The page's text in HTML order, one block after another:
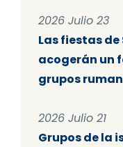
2026 Julio 23
Las fiestas
acogerán un
grupos
2026 Julio 21
Grupos de la